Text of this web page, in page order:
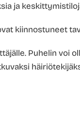
ja
kiinnostuneet
Puhelin voi